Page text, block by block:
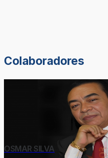
Colaboradores
OSMAR SILVA